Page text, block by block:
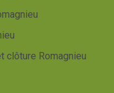
clôture Romagnieu